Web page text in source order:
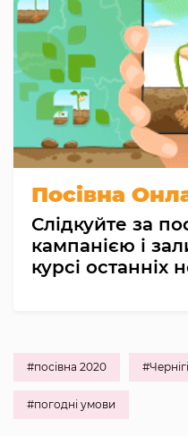
Посівна
Слідкуйте за
кампанією і
курсі останніх
#посівна 2020
#погодні умови